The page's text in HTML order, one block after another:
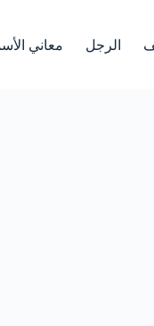
الرجل معاني